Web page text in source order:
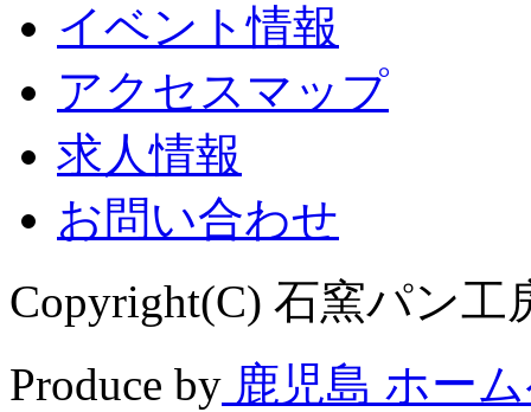
イベント情報
アクセスマップ
求人情報
お問い合わせ
Copyright(C) 石窯パン工
Produce by 鹿児島 ホー